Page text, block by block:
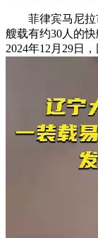
菲律宾马尼拉
艘载有约30人的
2024年12月29日